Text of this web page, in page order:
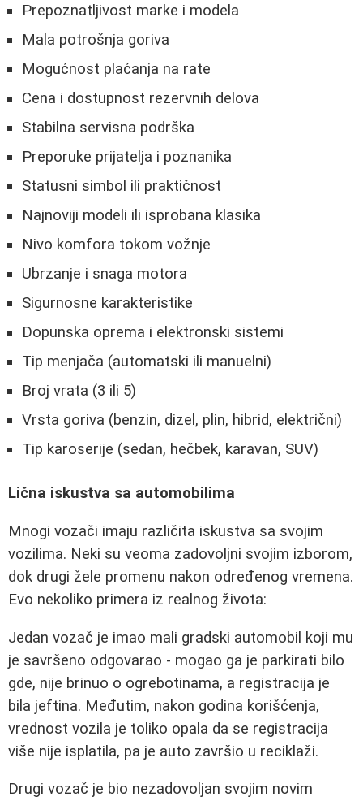
Prepoznatljivost marke i modela
Mala potrošnja goriva
Mogućnost plaćanja na rate
Cena i dostupnost rezervnih delova
Stabilna servisna podrška
Preporuke prijatelja i poznanika
Statusni simbol ili praktičnost
Najnoviji modeli ili isprobana klasika
Nivo komfora tokom vožnje
Ubrzanje i snaga motora
Sigurnosne karakteristike
Dopunska oprema i elektronski sistemi
Tip menjača (automatski ili manuelni)
Broj vrata (3 ili 5)
Vrsta goriva (benzin, dizel, plin, hibrid, električni)
Tip karoserije (sedan, hečbek, karavan, SUV)
Lična iskustva sa automobilima
Mnogi vozači imaju različita iskustva sa svojim
vozilima. Neki su veoma zadovoljni svojim izborom,
dok drugi žele promenu nakon određenog vremena.
Evo nekoliko primera iz realnog života:
Jedan vozač je imao mali gradski automobil koji mu
je savršeno odgovarao - mogao ga je parkirati bilo
gde, nije brinuo o ogrebotinama, a registracija je
bila jeftina. Međutim, nakon godina korišćenja,
vrednost vozila je toliko opala da se registracija
više nije isplatila, pa je auto završio u reciklaži.
Drugi vozač je bio nezadovoljan svojim novim